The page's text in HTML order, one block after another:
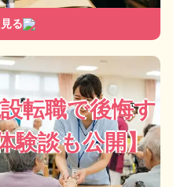
る
転職で後悔す
験談も公開】